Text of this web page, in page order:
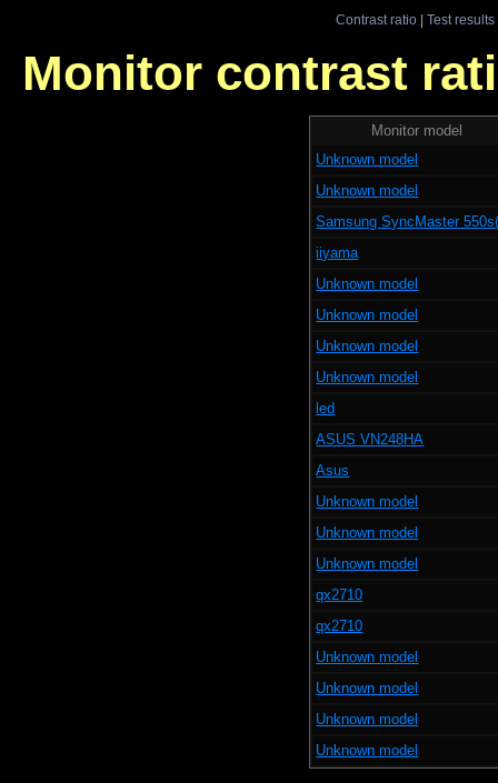
Contrast ratio| Test results
Monitor contrast
Monitor model
Unknown model
Unknown model
Samsung SyncMaster
iiyama
Unknown model
Unknown model
Unknown model
Unknown model
led
ASUS VN248HA
Asus
Unknown model
Unknown model
Unknown model
qx2710
qx2710
Unknown model
Unknown model
Unknown model
Unknown model